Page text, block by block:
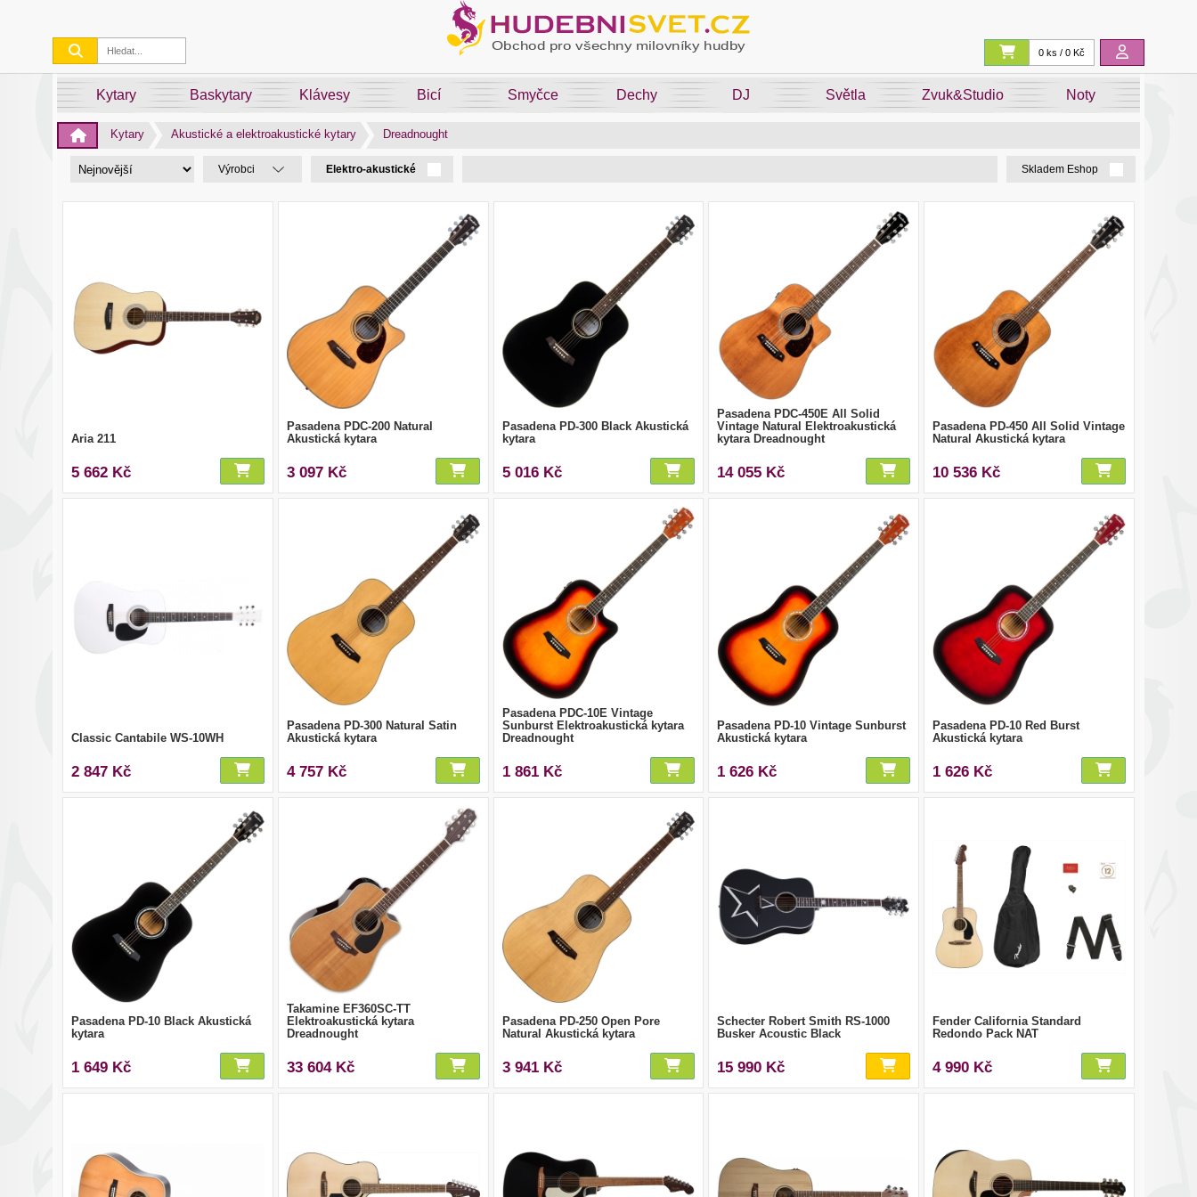
0 ks / 0 Kč
Kytary Baskytary Klávesy Bicí Smyčce Dechy DJ Světla Zvuk&Studio Noty
Kytary Akustické a elektroakustické kytary Dreadnought
Výrobci Elektro-akustické Skladem Eshop
Aria 211
5 662 Kč
Pasadena PDC-200 Natural
Akustická kytara
3 097 Kč
Pasadena PD-300 Black Akustická
kytara
5 016 Kč
Pasadena PDC-450E All Solid
Vintage Natural Elektroakustická
kytara Dreadnought
14 055 Kč
Pasadena PD-450 All Solid Vintage
Natural Akustická kytara
10 536 Kč
Classic Cantabile WS-10WH
2 847 Kč
Pasadena PD-300 Natural Satin
Akustická kytara
4 757 Kč
Pasadena PDC-10E Vintage
Sunburst Elektroakustická kytara
Dreadnought
1 861 Kč
Pasadena PD-10 Vintage Sunburst
Akustická kytara
1 626 Kč
Pasadena PD-10 Red Burst
Akustická kytara
1 626 Kč
Pasadena PD-10 Black Akustická
kytara
1 649 Kč
Takamine EF360SC-TT
Elektroakustická kytara
Dreadnought
33 604 Kč
Pasadena PD-250 Open Pore
Natural Akustická kytara
3 941 Kč
Schecter Robert Smith RS-1000
Busker Acoustic Black
15 990 Kč
Fender California Standard
Redondo Pack NAT
4 990 Kč